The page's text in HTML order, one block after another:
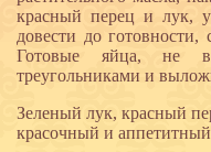
красный перец и лук,
довести до готовности,
Готовые яйца, не
треугольниками и
Зеленый лук, красный
красочный и